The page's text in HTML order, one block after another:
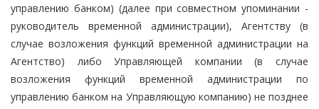
управлению банком) (далее при совместном упоминании -
руководитель временной администрации), Агентству (в
случае возложения функций временной администрации на
Агентство) либо Управляющей компании (в случае
возложения функций временной администрации по
управлению банком на Управляющую компанию) не позднее